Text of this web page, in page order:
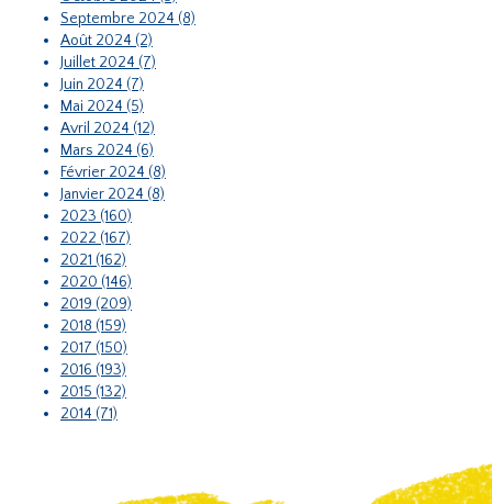
Septembre 2024 (8)
Août 2024 (2)
Juillet 2024 (7)
Juin 2024 (7)
Mai 2024 (5)
Avril 2024 (12)
Mars 2024 (6)
Février 2024 (8)
Janvier 2024 (8)
2023 (160)
2022 (167)
2021 (162)
2020 (146)
2019 (209)
2018 (159)
2017 (150)
2016 (193)
2015 (132)
2014 (71)